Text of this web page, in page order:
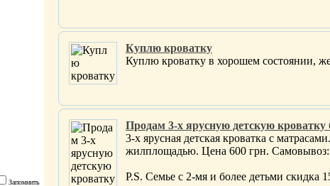
Запомнить
Куплю кроватку
Куплю кроватку в хорошем состоянии,
Продам 3-х ярусную детскую кроватку
3-х ярусная детская кроватка с
жилплощадью. Цена 600 грн. Самовывоз:
P.S. Семье с 2-мя и более детьми скидка